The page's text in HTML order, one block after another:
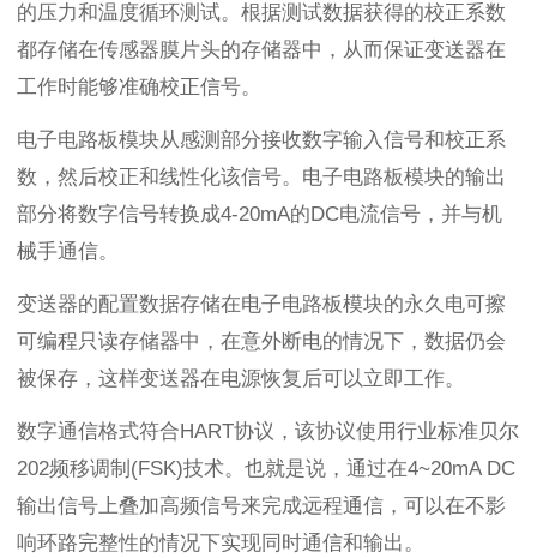
的压力和温度循环测试。根据测试数据获得的校正系数
都存储在传感器膜片头的存储器中，从而保证变送器在
工作时能够准确校正信号。
电子电路板模块从感测部分接收数字输入信号和校正系
数，然后校正和线性化该信号。电子电路板模块的输出
部分将数字信号转换成4-20mA的DC电流信号，并与机
械手通信。
变送器的配置数据存储在电子电路板模块的永久电可擦
可编程只读存储器中，在意外断电的情况下，数据仍会
被保存，这样变送器在电源恢复后可以立即工作。
数字通信格式符合HART协议，该协议使用行业标准贝尔
202频移调制(FSK)技术。也就是说，通过在4~20mA DC
输出信号上叠加高频信号来完成远程通信，可以在不影
响环路完整性的情况下实现同时通信和输出。